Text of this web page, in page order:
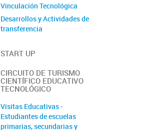
Vinculación Tecnológica
Desarrollos y Actividades de
transferencia
START UP
CIRCUITO DE TURISMO
CIENTÍFICO EDUCATIVO
TECNOLÓGICO
Visitas Educativas -
Estudiantes de escuelas
primarias, secundarias y